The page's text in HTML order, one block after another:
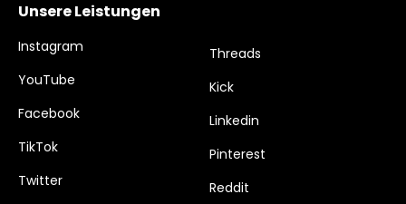
Unsere Leistungen
Instagram
YouTube
Facebook
TikTok
Twitter
Threads
Kick
Linkedin
Pinterest
Reddit